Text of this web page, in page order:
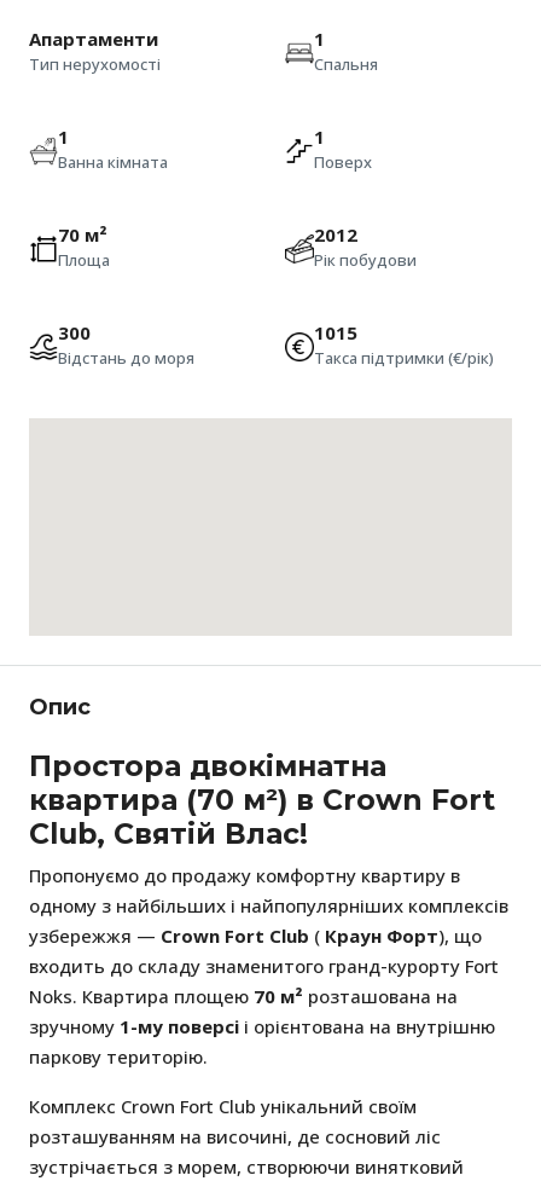
Апартаменти
Тип нерухомості
1
Спальня
1
Ванна кімната
1
Поверх
70 м²
Площа
2012
Рік побудови
300
Відстань до моря
1015
Такса підтримки (€/рік)
Опис
Простора двокімнатна
квартира (70 м²) в Crown Fort
Club, Святій Влас!
Пропонуємо до продажу комфортну квартиру в
одному з найбільших і найпопулярніших комплексів
узбережжя — Crown Fort Club ( Краун Форт), що
входить до складу знаменитого гранд-курорту Fort
Noks. Квартира площею 70 м² розташована на
зручному 1-му поверсі і орієнтована на внутрішню
паркову територію.
Комплекс Crown Fort Club унікальний своїм
розташуванням на височині, де сосновий ліс
зустрічається з морем, створюючи винятковий